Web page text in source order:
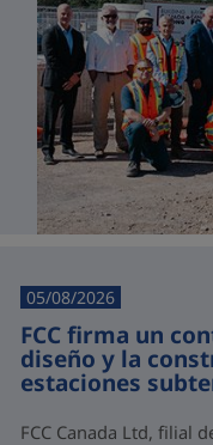
05/08/2026
FCC firma un
diseño y la
estaciones
FCC Canada Ltd, filial